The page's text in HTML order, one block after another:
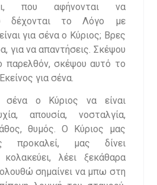
που αφήνονται να
δέχονται το Λόγο με
για σένα ο Κύριος; Βρες
για να απαντήσεις. Σκέψου
παρελθόν, σκέψου αυτό το
για σένα.
ο Κύριος να είναι
απουσία, νοσταλγία,
θυμός. Ο Κύριος μας
προκαλεί, μας δίνει
λέει ξεκάθαρα
σημαίνει να μπω στη